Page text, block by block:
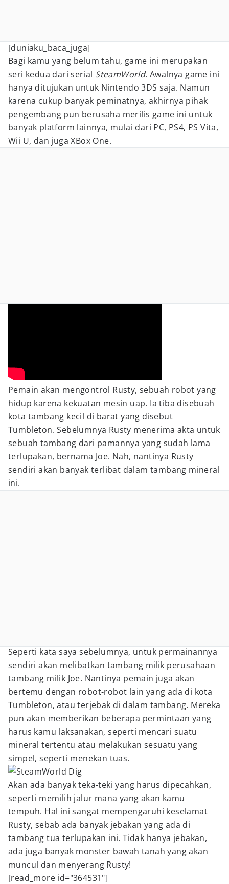
[duniaku_baca_juga]
Bagi kamu yang belum tahu, game ini merupakan
seri kedua dari serial SteamWorld. Awalnya game ini
hanya ditujukan untuk Nintendo 3DS saja. Namun
karena cukup banyak peminatnya, akhirnya pihak
pengembang pun berusaha merilis game ini untuk
banyak platform lainnya, mulai dari PC, PS4, PS Vita,
Wii U, dan juga XBox One.
Pemain akan mengontrol Rusty, sebuah robot yang
hidup karena kekuatan mesin uap. Ia tiba disebuah
kota tambang kecil di barat yang disebut
Tumbleton. Sebelumnya Rusty menerima akta untuk
sebuah tambang dari pamannya yang sudah lama
terlupakan, bernama Joe. Nah, nantinya Rusty
sendiri akan banyak terlibat dalam tambang mineral
ini.
Seperti kata saya sebelumnya, untuk permainannya
sendiri akan melibatkan tambang milik perusahaan
tambang milik Joe. Nantinya pemain juga akan
bertemu dengan robot-robot lain yang ada di kota
Tumbleton, atau terjebak di dalam tambang. Mereka
pun akan memberikan beberapa permintaan yang
harus kamu laksanakan, seperti mencari suatu
mineral tertentu atau melakukan sesuatu yang
simpel, seperti menekan tuas.
Akan ada banyak teka-teki yang harus dipecahkan,
seperti memilih jalur mana yang akan kamu
tempuh. Hal ini sangat mempengaruhi keselamat
Rusty, sebab ada banyak jebakan yang ada di
tambang tua terlupakan ini. Tidak hanya jebakan,
ada juga banyak monster bawah tanah yang akan
muncul dan menyerang Rusty!
[read_more id="364531"]